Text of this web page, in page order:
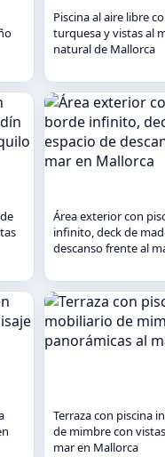
Piscina al aire libre
turquesa y vistas al
natural de Mallorca
Área exterior con
infinito, deck de
descanso frente al
Terraza con piscina
de mimbre con
mar en Mallorca